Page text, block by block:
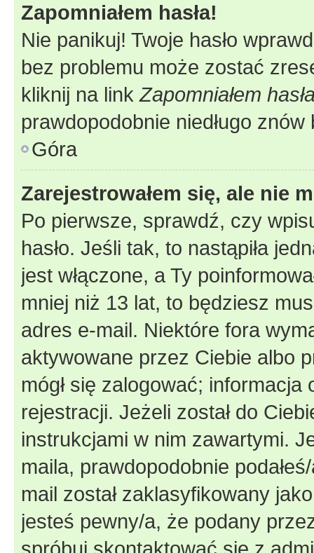
Zapomniałem hasła!
Nie panikuj! Twoje hasło
bez problemu może zostać
kliknij na linkZapomniałem
prawdopodobnie niedługo
Góra
Zarejestrowałem się, ale nie
Po pierwsze, sprawdź, czy
hasło. Jeśli tak, to nastąpiła
jest włączone, a Ty
mniej niż 13 lat, to będziesz
adres e-mail. Niektóre fora
aktywowane przez Ciebie albo
mógł się zalogować;
rejestracji. Jeżeli został do
instrukcjami w nim zawartymi.
maila, prawdopodobnie
mail został zaklasyfikowany
jesteś pewny/a, że podany